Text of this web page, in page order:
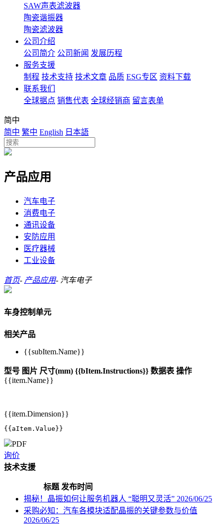
SAW声表滤波器
陶瓷谐振器
陶瓷滤波器
公司介绍
公司简介 公司新闻 发展历程
服务支援
制程 技术支持 技术文章 品质 ESG专区 资料下载
联系我们
全球据点 销售代表 全球经销商 留言表单
简中
简中 繁中 English 日本語
产品应用
汽车电子
消费电子
通讯设备
安防应用
医疗器械
工业设备
首页- 产品应用- 汽车电子
车身控制单元
相关产品
{{subItem.Name}}
型号 图片 尺寸(mm) {{bItem.Instructions}} 数据表 操作
{{item.Name}}
{{item.Dimension}}
{{aItem.Value}}
PDF
询价
技术支援
标题 发布时间
揭秘！晶振如何让服务机器人 “聪明又灵活” 2026/06/25
采购必知：汽车各模块适配晶振的关键参数与价值
2026/06/25